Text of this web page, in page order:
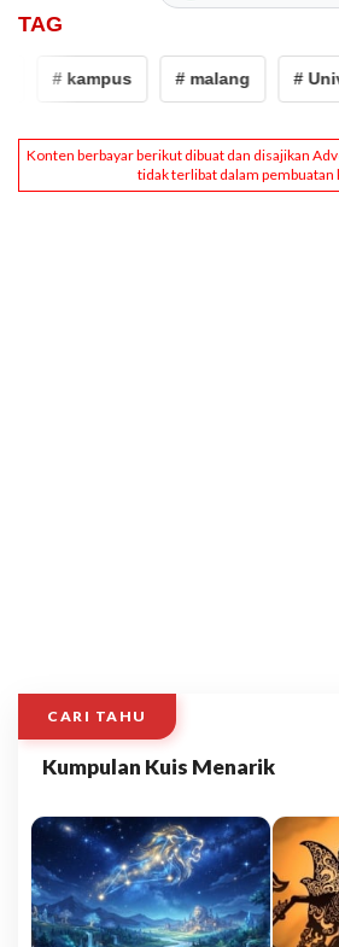
TAG
# kampus # malang #
CARI TAHU
Kumpulan Kuis Menarik